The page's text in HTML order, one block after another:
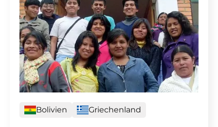
Bolivien Griechenland